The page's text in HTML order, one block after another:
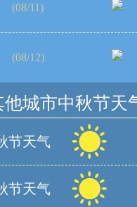
(08/11)
(08/12)
他城市中秋节天
节天气
节天气